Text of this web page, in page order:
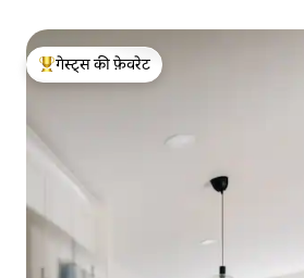
गेस्ट्स का टॉप फ़ेवरेट
गेस्ट्स की फ़ेवरेट